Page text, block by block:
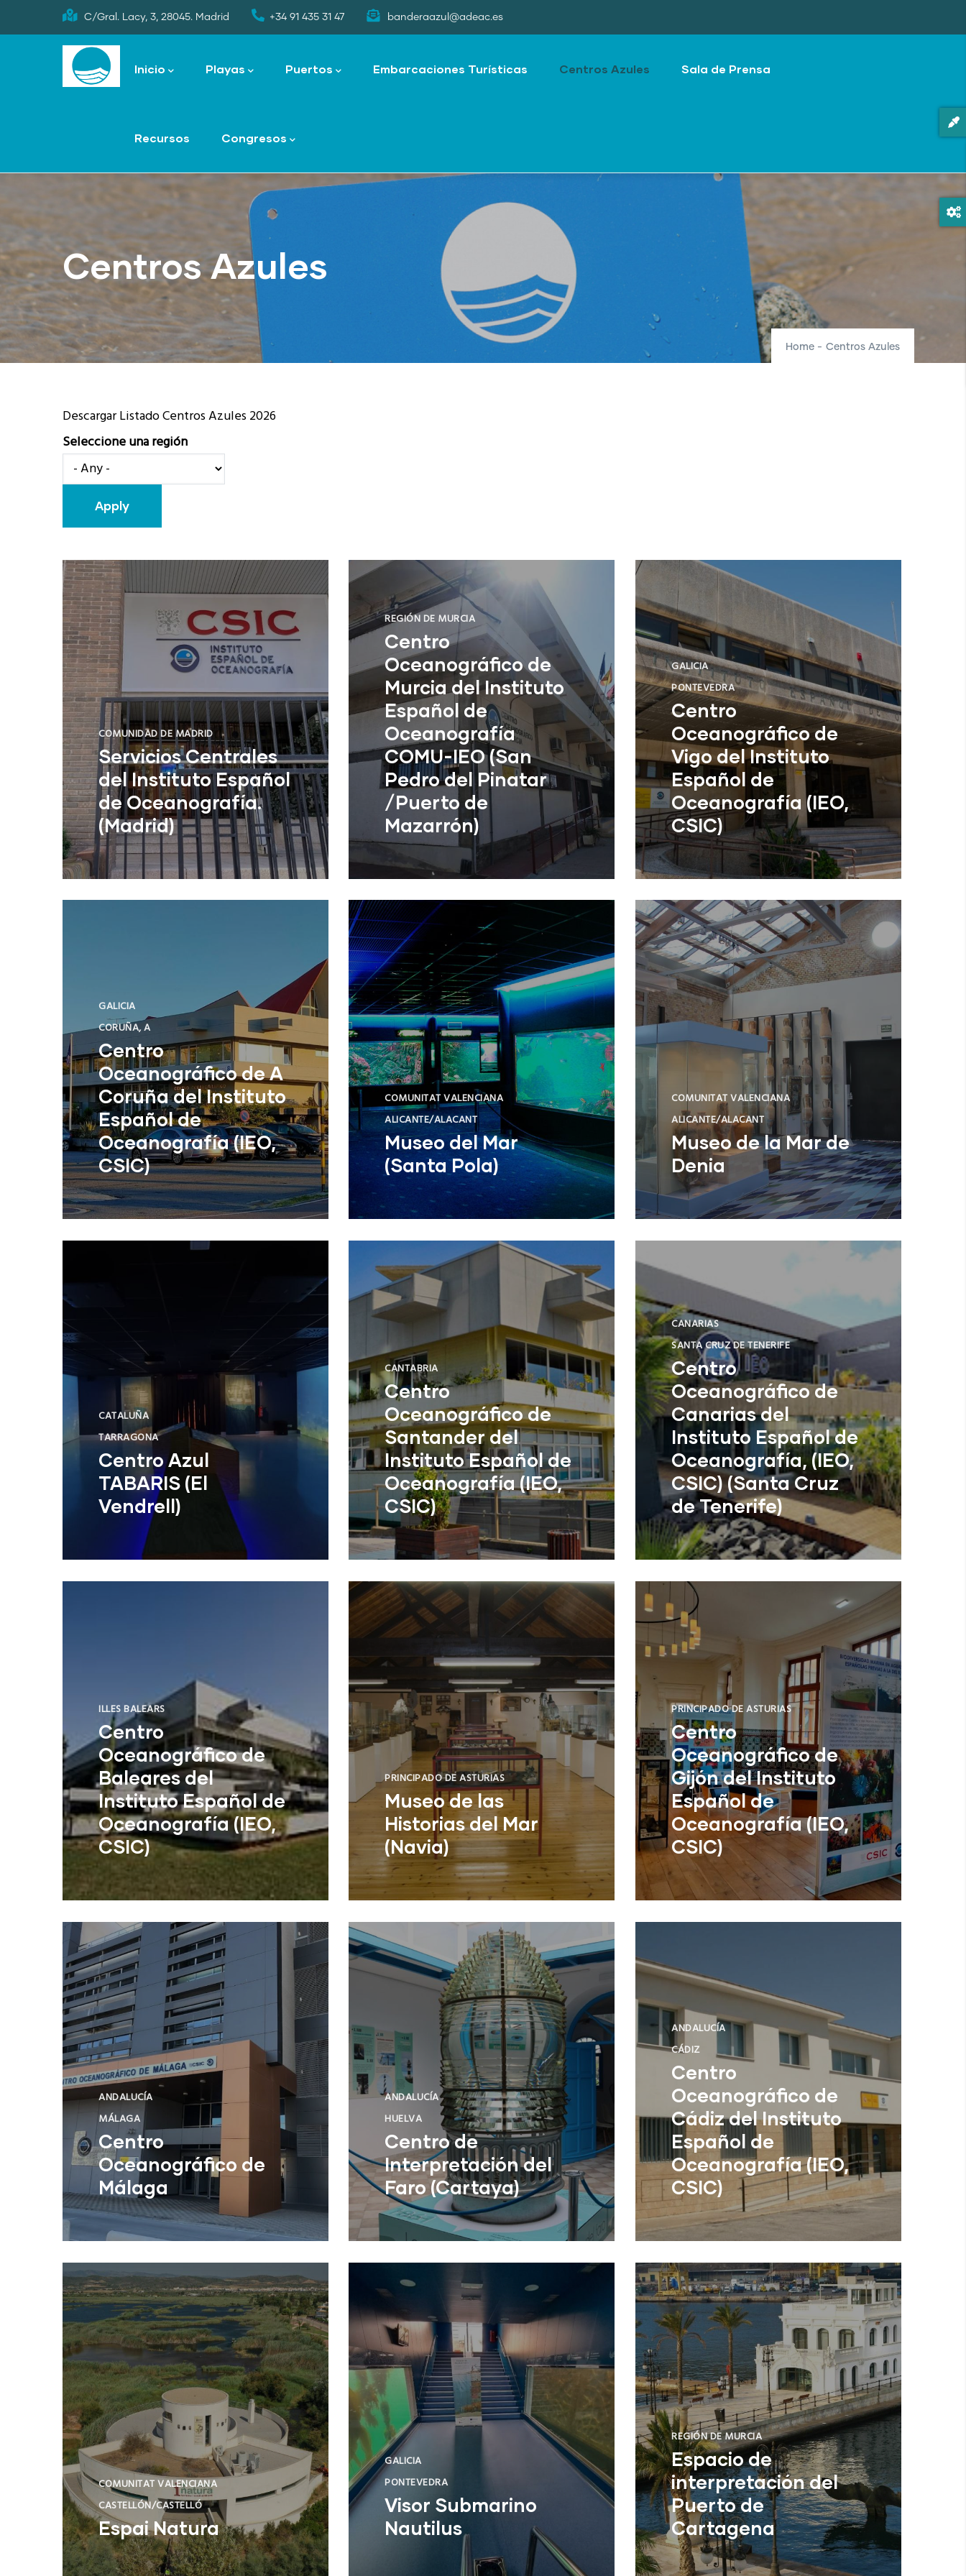
to
C/Gral. Lacy, 3, 28045. Madrid +34 91 435 31 47 banderaazul@adeac.es
navigation
Inicio Playas Puertos Embarcaciones Turísticas Centros Azules Sala de Prensa
Recursos Congresos
Centros Azules
Home - Centros Azules
Descargar Listado Centros Azules 2026
Seleccione una región
COMUNIDAD DE MADRID
Servicios Centrales
del Instituto Español
de Oceanografía.
(Madrid)
Servicios Centrales del Instituto
Español de Oceanografía. (Madrid)
REGIÓN DE MURCIA
Centro
Oceanográfico de
Murcia del Instituto
Español de
Oceanografía
COMU-IEO (San
Pedro del Pinatar
/Puerto de
Mazarrón)
Centro Oceanográfico de Murcia
del Instituto Español de
Oceanografía COMU-IEO (San
Pedro del Pinatar /Puerto de
Mazar
GALICIA
PONTEVEDRA
Centro
Oceanográfico de
Vigo del Instituto
Español de
Oceanografía (IEO,
CSIC)
Centro Oceanográfico de Vigo del
Instituto Español de Oceanografía
(IEO, CSIC)NUEVO
GALICIA
CORUÑA, A
Centro
Oceanográfico de A
Coruña del Instituto
Español de
Oceanografía (IEO,
CSIC)
Centro Oceanográfico de A Coruña
del Instituto Español de
Oceanografía (IEO, CSIC)NUE
COMUNITAT VALENCIANA
ALICANTE/ALACANT
Museo del Mar
(Santa Pola)
Museo del Mar (Santa Pola) NUEVO
COMUNITAT VALENCIANA
ALICANTE/ALACANT
Museo de la Mar de
Denia
Museo de la Mar de DeniaNUEVO
CATALUÑA
TARRAGONA
Centro Azul
TABARIS (El
Vendrell)
Centro Azul TABARIS (El Vendrell)
NUEVO
CANTABRIA
Centro
Oceanográfico de
Santander del
Instituto Español de
Oceanografía (IEO,
CSIC)
Centro Oceanográfico de
Santander del Instituto Español de
Oceanografía (IEO, CSIC)NU
CANARIAS
SANTA CRUZ DE TENERIFE
Centro
Oceanográfico de
Canarias del
Instituto Español de
Oceanografía, (IEO,
CSIC) (Santa Cruz
de Tenerife)
Centro Oceanográfico de Canarias
del Instituto Español de
Oceanografía, (IEO, CSIC) (Santa
Cruz de Tenerife)
ILLES BALEARS
Centro
Oceanográfico de
Baleares del
Instituto Español de
Oceanografía (IEO,
CSIC)
Centro Oceanográfico de Baleares
del Instituto Español de
Oceanografía (IEO, CSIC)NUE
PRINCIPADO DE ASTURIAS
Museo de las
Historias del Mar
(Navia)
Museo de las Historias del Mar
(Navia)NUEVO
PRINCIPADO DE ASTURIAS
Centro
Oceanográfico de
Gijón del Instituto
Español de
Oceanografía (IEO,
CSIC)
Centro Oceanográfico de Gijón del
Instituto Español de Oceanografía
(IEO, CSIC)NUEVO
ANDALUCÍA
MÁLAGA
Centro
Oceanográfico de
Málaga
Centro Oceanográfico de Málaga
NUEVO
ANDALUCÍA
HUELVA
Centro de
Interpretación del
Faro (Cartaya)
Centro de Interpretación del Faro
(Cartaya)NUEVO
ANDALUCÍA
CÁDIZ
Centro
Oceanográfico de
Cádiz del Instituto
Español de
Oceanografía (IEO,
CSIC)
Cádiz (Cádiz) NUEVO
COMUNITAT VALENCIANA
CASTELLÓN/CASTELLÓ
Espai Natura
Torreblanca (Castelló/Castellón)
GALICIA
PONTEVEDRA
Visor Submarino
Nautilus
Autoridad Portuaria de Vigo
REGIÓN DE MURCIA
Espacio de
interpretación del
Puerto de
Cartagena
Cartagena (Región de Murcia)